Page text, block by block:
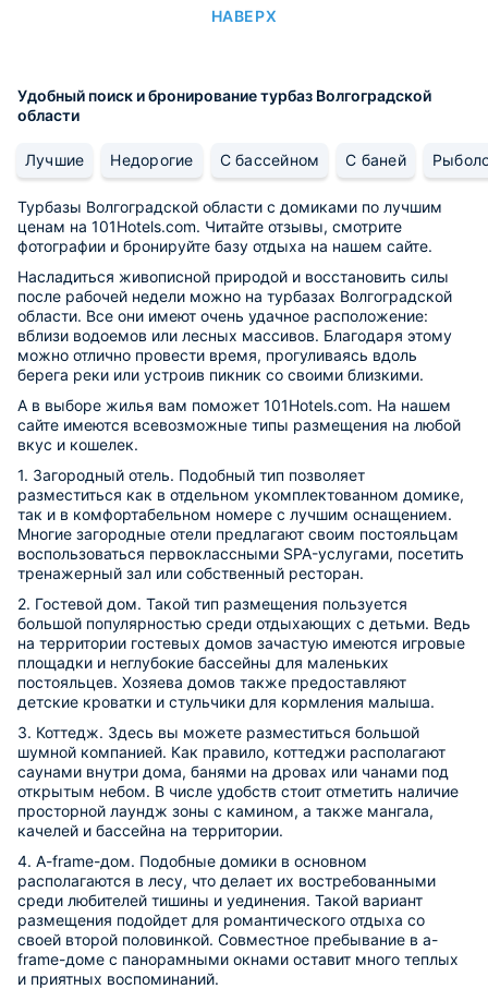
НАВЕРХ
Удобный поиск и бронирование турбаз Волгоградской
области
Лучшие Недорогие С бассейном С баней
Турбазы Волгоградской области с домиками по лучшим
ценам на 101Hotels.com. Читайте отзывы, смотрите
фотографии и бронируйте базу отдыха на нашем сайте.
Насладиться живописной природой и восстановить силы
после рабочей недели можно на турбазах Волгоградской
области. Все они имеют очень удачное расположение:
вблизи водоемов или лесных массивов. Благодаря этому
можно отлично провести время, прогуливаясь вдоль
берега реки или устроив пикник со своими близкими.
А в выборе жилья вам поможет 101Hotels.com. На нашем
сайте имеются всевозможные типы размещения на любой
вкус и кошелек.
1. Загородный отель. Подобный тип позволяет
разместиться как в отдельном укомплектованном домике,
так и в комфортабельном номере с лучшим оснащением.
Многие загородные отели предлагают своим постояльцам
воспользоваться первоклассными SPA-услугами, посетить
тренажерный зал или собственный ресторан.
2. Гостевой дом. Такой тип размещения пользуется
большой популярностью среди отдыхающих с детьми. Ведь
на территории гостевых домов зачастую имеются игровые
площадки и неглубокие бассейны для маленьких
постояльцев. Хозяева домов также предоставляют
детские кроватки и стульчики для кормления малыша.
3. Коттедж. Здесь вы можете разместиться большой
шумной компанией. Как правило, коттеджи располагают
саунами внутри дома, банями на дровах или чанами под
открытым небом. В числе удобств стоит отметить наличие
просторной лаундж зоны с камином, а также мангала,
качелей и бассейна на территории.
4. A-frame-дом. Подобные домики в основном
располагаются в лесу, что делает их востребованными
среди любителей тишины и уединения. Такой вариант
размещения подойдет для романтического отдыха со
своей второй половинкой. Совместное пребывание в a-
frame-доме с панорамными окнами оставит много теплых
и приятных воспоминаний.